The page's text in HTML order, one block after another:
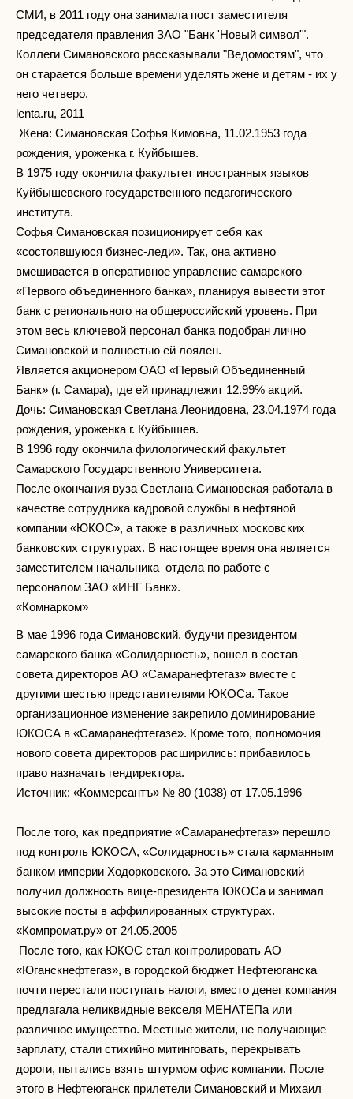
СМИ, в 2011 году она занимала пост заместителя
председателя правления ЗАО "Банк 'Новый символ'".
Коллеги Симановского рассказывали "Ведомостям", что
он старается больше времени уделять жене и детям - их у
него четверо.
lenta.ru, 2011
Жена: Симановская Софья Кимовна, 11.02.1953 года
рождения, уроженка г. Куйбышев.
В 1975 году окончила факультет иностранных языков
Куйбышевского государственного педагогического
института.
Софья Симановская позиционирует себя как
«состоявшуюся бизнес-леди». Так, она активно
вмешивается в оперативное управление самарского
«Первого объединенного банка», планируя вывести этот
банк с регионального на общероссийский уровень. При
этом весь ключевой персонал банка подобран лично
Симановской и полностью ей лоялен.
Является акционером ОАО «Первый Объединенный
Банк» (г. Самара), где ей принадлежит 12.99% акций.
Дочь: Симановская Светлана Леонидовна, 23.04.1974 года
рождения, уроженка г. Куйбышев.
В 1996 году окончила филологический факультет
Самарского Государственного Университета.
После окончания вуза Светлана Симановская работала в
качестве сотрудника кадровой службы в нефтяной
компании «ЮКОС», а также в различных московских
банковских структурах. В настоящее время она является
заместителем начальника отдела по работе с
персоналом ЗАО «ИНГ Банк».
«Комнарком»
В мае 1996 года Симановский, будучи президентом
самарского банка «Солидарность», вошел в состав
совета директоров АО «Самаранефтегаз» вместе с
другими шестью представителями ЮКОСа. Такое
организационное изменение закрепило доминирование
ЮКОСА в «Самаранефтегазе». Кроме того, полномочия
нового совета директоров расширились: прибавилось
право назначать гендиректора.
Источник: «Коммерсантъ» № 80 (1038) от 17.05.1996
После того, как предприятие «Самаранефтегаз» перешло
под контроль ЮКОСА, «Солидарность» стала карманным
банком империи Ходорковского. За это Симановский
получил должность вице-президента ЮКОСа и занимал
высокие посты в аффилированных структурах.
«Компромат.ру» от 24.05.2005
После того, как ЮКОС стал контролировать АО
«Юганскнефтегаз», в городской бюджет Нефтеюганска
почти перестали поступать налоги, вместо денег компания
предлагала неликвидные векселя МЕНАТЕПа или
различное имущество. Местные жители, не получающие
зарплату, стали стихийно митинговать, перекрывать
дороги, пытались взять штурмом офис компании. После
этого в Нефтеюганск прилетели Симановский и Михаил